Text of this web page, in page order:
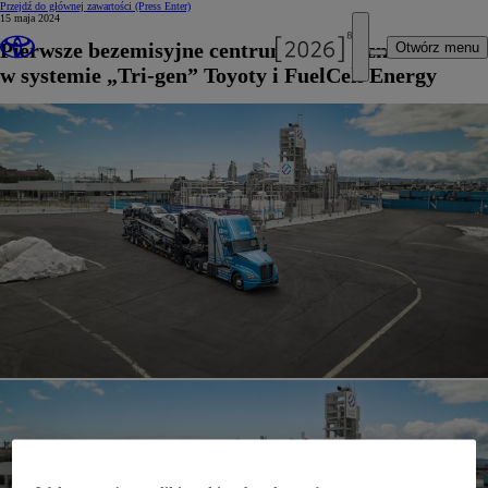
Przejdź do głównej zawartości (Press Enter)
Otwórz menu
15 maja 2024
Pierwsze bezemisyjne centrum logistyczne
w systemie „Tri-gen” Toyoty i FuelCell Energy